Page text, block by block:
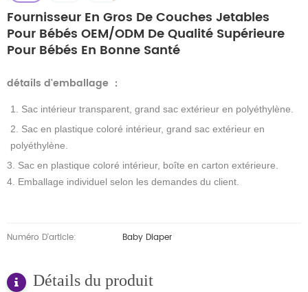
Fournisseur En Gros De Couches Jetables
Pour Bébés OEM/ODM De Qualité Supérieure
Pour Bébés En Bonne Santé
détails d'emballage ：
1. Sac intérieur transparent, grand sac extérieur en polyéthylène.
2. Sac en plastique coloré intérieur, grand sac extérieur en
polyéthylène.
3. Sac en plastique coloré intérieur, boîte en carton extérieure.
4. Emballage individuel selon les demandes du client.
Numéro D'article: Baby Diaper
Détails du produit